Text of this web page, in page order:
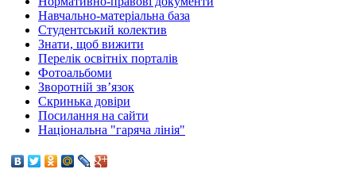
Навчально-матеріальна база
Студентський колектив
Знати, щоб вижити
Перелік освітніх порталів
Фотоальбоми
Зворотній зв’язок
Скринька довіри
Посилання на сайти
Національна "гаряча лінія"